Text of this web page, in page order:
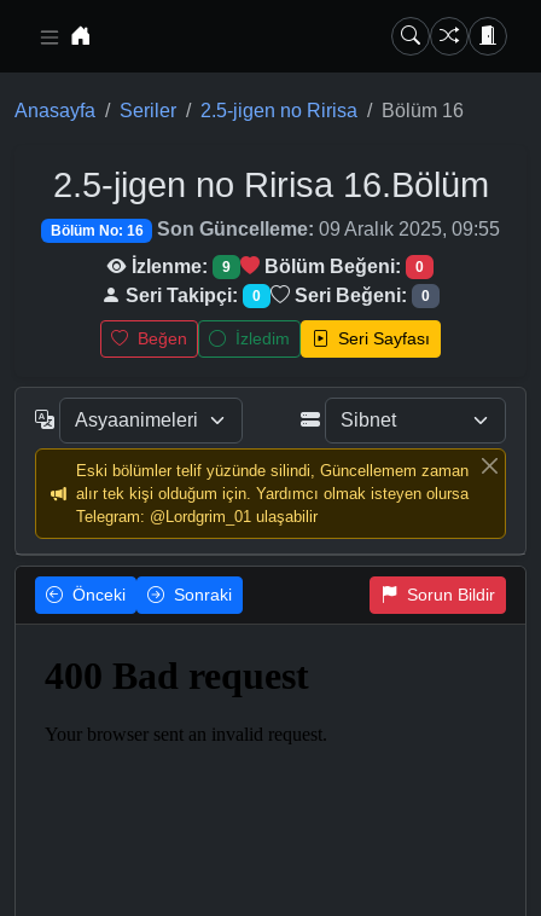
Anasayfa Seriler 2.5-jigen no Ririsa Bölüm 16
2.5-jigen no Ririsa16.Bölüm
Bölüm No: 16 Son Güncelleme: 09 Aralık 2025, 09:55
İzlenme:
9 Bölüm Beğeni: 0
Seri Takipçi: 0 Seri Beğeni: 0
Beğen İzledim Seri Sayfası
Eski bölümler telif yüzünde silindi, Güncellemem zaman
alır tek kişi olduğum için. Yardımcı olmak isteyen olursa
Telegram: @Lordgrim_01 ulaşabilir
Önceki Sonraki Sorun Bildir